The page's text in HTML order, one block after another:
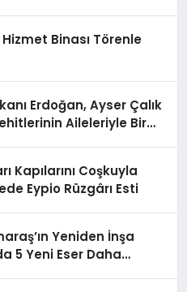
Hizmet Binası Törenle
Erdoğan, Ayser Çalık
Aileleriyle Bir
Kapılarını Coşkuyla
Eypio Rüzgârı Esti
Yeniden İnşa
5 Yeni Eser Daha